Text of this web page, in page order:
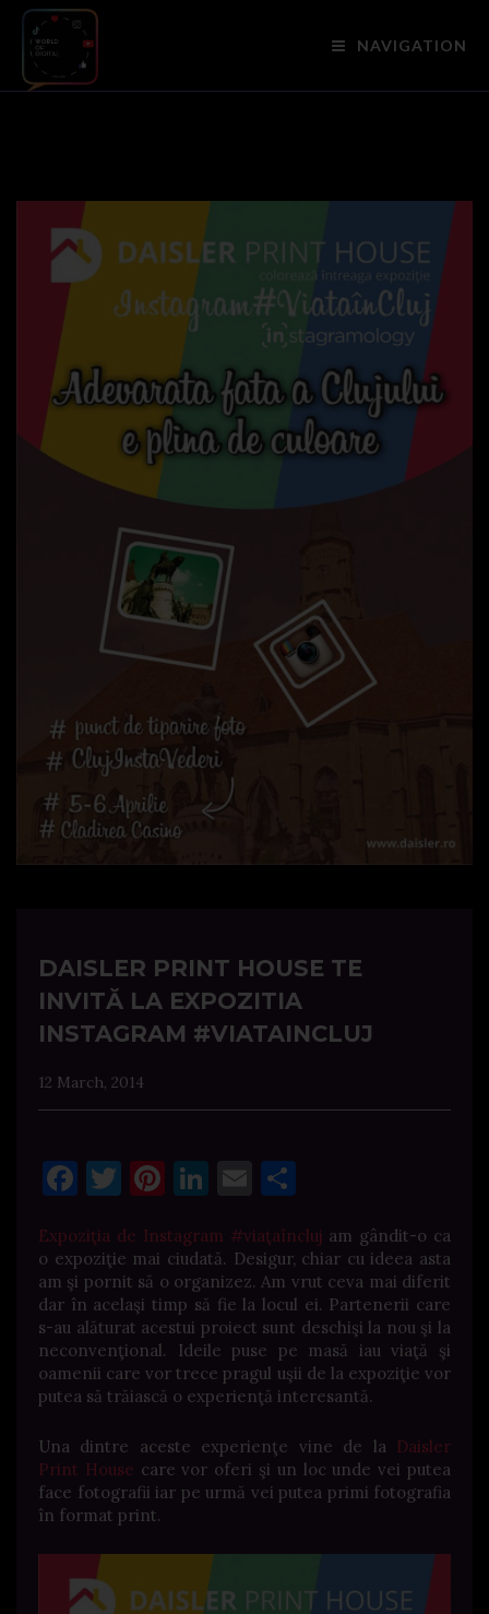
NAVIGATION
DAISLER PRINT HOUSE TE
INVITĂ LA EXPOZITIA
INSTAGRAM #VIATAINCLUJ
12 March, 2014
Facebook
Twitter
Pinterest
LinkedIn
Email
Expoziţia de Instagram #viaţaîncluj am gândit-o ca
o expoziţie mai ciudată. Desigur, chiar cu ideea asta
am şi pornit să o organizez. Am vrut ceva mai diferit
dar în acelaşi timp să fie la locul ei. Partenerii care
s-au alăturat acestui proiect sunt deschişi la nou şi la
neconvenţional. Ideile puse pe masă iau viaţă şi
oamenii care vor trece pragul uşii de la expoziţie vor
putea să trăiască o experienţă interesantă.
Una dintre aceste experienţe vine de la Daisler
Print House care vor oferi şi un loc unde vei putea
face fotografii iar pe urmă vei putea primi fotografia
în format print.